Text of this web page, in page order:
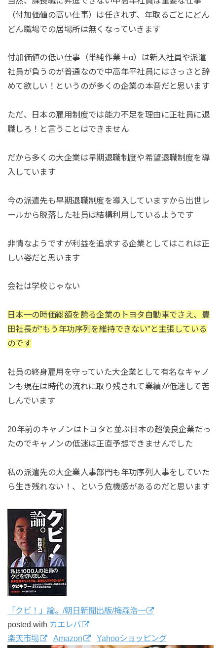
（付加価値の高い仕事）は任されず、年取るごとにどん
どん職場での居場所は無くなっていきます
付加価値の低い仕事（単純作業＋α）は新入社員や派遣
社員が負うのが普通なので中高年平社員にはさっさと辞
めて欲しい！というのが多くの企業の本音だと思います
ただ、日本の雇用制度では能力不足を理由に正社員に退
職しろ！と言うことはできません
だから多くの大企業は早期退職制度や希望退職制度を導
入しています
今の派遣先も早期退職制度を導入していますから出世レ
ールから脱落した社員は結構利用しているようです
非情なようですが利益を追求する企業としてはこれは正
しい姿だと思います
会社は学校じゃない
日本一の時価総額を誇る企業のトヨタ自動車でさえ、豊
田社長が”もう年功序列を維持できない”と主張している
のです
社員の終身雇用を守っていた大企業として有名なキャノ
ンも現在は時代の流れに取り残されて業績が低迷して苦
しんでいます
20年前のキャノンはトヨタと並ぶ日本の超優良企業だっ
たのでキャノンの低迷は正直予想できませんでした
私の派遣先の大企業人事部門も年功序列人事をしていた
ら生き残れない！、という危機感があるのだと思います
「クビ！」論。/朝日新聞出版/梅森浩一
posted with カエレバ
楽天市場
Amazon Yahooショッピング